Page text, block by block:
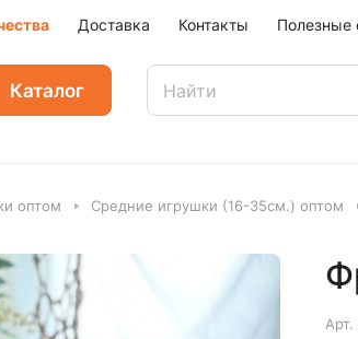
Доставка Контакты Полезные
Каталог
оптом Средние игрушки (16-35см.) оптом
Арт.